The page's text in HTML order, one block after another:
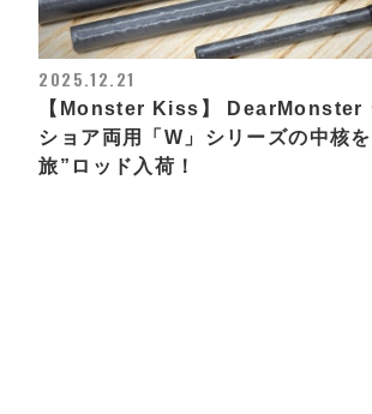
2025.12.21
【Monster Kiss】 DearMonster
ショア両用「W」シリーズの中核
旅”ロッド入荷！